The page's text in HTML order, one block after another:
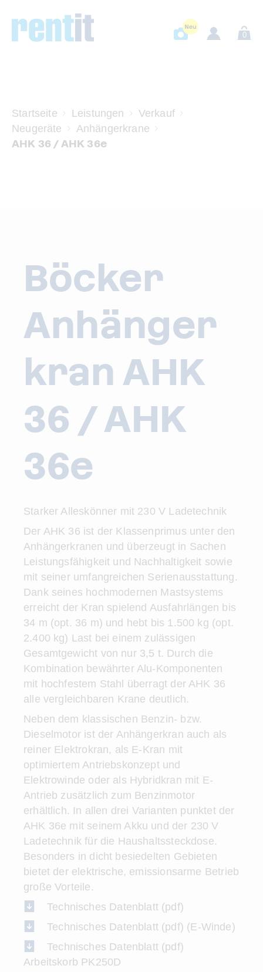
0
Startseite Leistungen
Verkauf
Neugeräte
Anhängerkrane
AHK 36 / AHK 36e
Böcker
Anhänger
kran AHK
36 / AHK
36e
Starker Alleskönner mit 230 V Ladetechnik
Der AHK 36 ist der Klassenprimus unter den
Anhängerkranen und überzeugt in Sachen
Leistungsfähigkeit und Nachhaltigkeit sowie
mit seiner umfangreichen Serienausstattung.
Dank seines hochmodernen Mastsystems
erreicht der Kran spielend Ausfahrlängen bis
34 m (opt. 36 m) und hebt bis 1.500 kg (opt.
2.400 kg) Last bei einem zulässigen
Gesamtgewicht von nur 3,5 t. Durch die
Kombination bewährter Alu-Komponenten
mit hochfestem Stahl überragt der AHK 36
alle vergleichbaren Krane deutlich.
Neben dem klassischen Benzin- bzw.
Dieselmotor ist der Anhängerkran auch als
reiner Elektrokran, als E-Kran mit
optimiertem Antriebskonzept und
Elektrowinde oder als Hybridkran mit E-
Antrieb zusätzlich zum Benzinmotor
erhältlich. In allen drei Varianten punktet der
AHK 36e mit seinem Akku und der 230 V
Ladetechnik für die Haushaltssteckdose.
Besonders in dicht besiedelten Gebieten
bietet der elektrische, emissionsarme Betrieb
große Vorteile.
Technisches Datenblatt (pdf)
Technisches Datenblatt (pdf) (E-Winde)
Technisches Datenblatt (pdf)
Arbeitskorb PK250D